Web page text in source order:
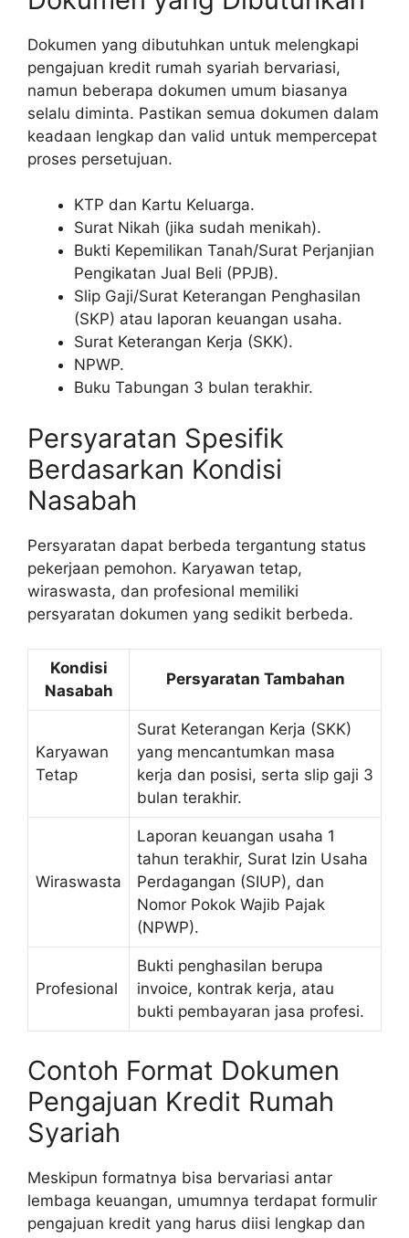
Dokumen yang dibutuhkan untuk melengkapi
pengajuan kredit rumah syariah bervariasi,
namun beberapa dokumen umum biasanya
selalu diminta. Pastikan semua dokumen dalam
keadaan lengkap dan valid untuk mempercepat
proses persetujuan.
KTP dan Kartu Keluarga.
Surat Nikah (jika sudah menikah).
Bukti Kepemilikan Tanah/Surat Perjanjian
Pengikatan Jual Beli (PPJB).
Slip Gaji/Surat Keterangan Penghasilan
(SKP) atau laporan keuangan usaha.
Surat Keterangan Kerja (SKK).
NPWP.
Buku Tabungan 3 bulan terakhir.
Persyaratan Spesifik
Berdasarkan Kondisi
Nasabah
Persyaratan dapat berbeda tergantung status
pekerjaan pemohon. Karyawan tetap,
wiraswasta, dan profesional memiliki
persyaratan dokumen yang sedikit berbeda.
Kondisi
Nasabah
Persyaratan Tambahan
Karyawan
Tetap
Surat Keterangan Kerja (SKK)
yang mencantumkan masa
kerja dan posisi, serta slip gaji 3
bulan terakhir.
Wiraswasta
Laporan keuangan usaha 1
tahun terakhir, Surat Izin Usaha
Perdagangan (SIUP), dan
Nomor Pokok Wajib Pajak
(NPWP).
Profesional
Bukti penghasilan berupa
invoice, kontrak kerja, atau
bukti pembayaran jasa profesi.
Contoh Format Dokumen
Pengajuan Kredit Rumah
Syariah
Meskipun formatnya bisa bervariasi antar
lembaga keuangan, umumnya terdapat formulir
pengajuan kredit yang harus diisi lengkap dan